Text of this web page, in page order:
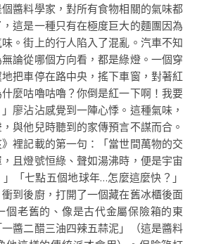
醬料學家，對所有食物相關的氣味都
這是一種只有在極度巨大的麵團因為
。街上的行人陷入了混亂。汽車不知
論從哪個方向看，都是綠燈。一個穿
把車停在路中央，搖下車窗，對著紅
麼咕嚕咕嚕？你倒是紅一下啊！我要
廖沾沾感覺到一陣心悸。這種氣味，
與他兒時聽到的家傳預言不謀而合。
裡記載的第一句：「當世間萬物的交
且燈號恒綠、聲如湯沸時，便是宇宙
「七點五個地球年…怎麼這麼快？」
到後廚，打開了一個藏在舊冰櫃後面
個老舊的、像是古代金屬保險箱的東
醬二醋三油四辣五蒜泥」（這是醬料